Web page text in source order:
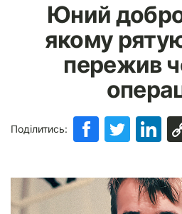
Юний
якому
пережив
Поділитись: